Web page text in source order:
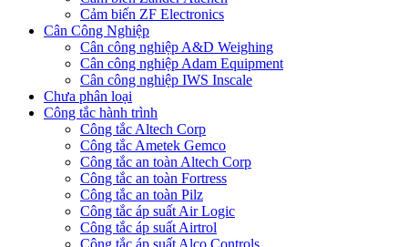
Cảm biến ZF Electronics
Cân Công Nghiệp
Cân công nghiệp A&D Weighing
Cân công nghiệp Adam Equipment
Cân công nghiệp IWS Inscale
Chưa phân loại
Công tắc hành trình
Công tắc Altech Corp
Công tắc Ametek Gemco
Công tắc an toàn Altech Corp
Công tắc an toàn Fortress
Công tắc an toàn Pilz
Công tắc áp suất Air Logic
Công tắc áp suất Airtrol
Công tắc áp suất Alco Controls